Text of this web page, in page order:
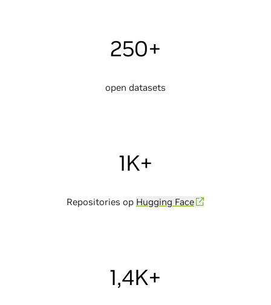
250+
open datasets
1K+
Repositories op Hugging Face
1,4K+